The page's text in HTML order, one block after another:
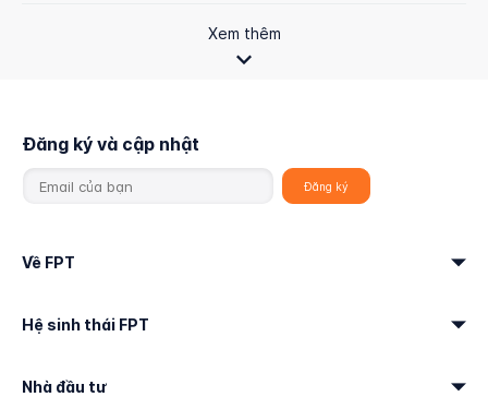
Xem thêm
Đăng ký và cập nhật
Về FPT
Hệ sinh thái FPT
Nhà đầu tư